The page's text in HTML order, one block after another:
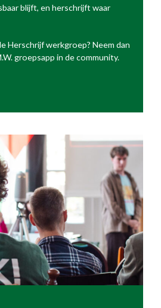
blijft, en herschrijft waar
Herschrijf werkgroep? Neem dan
groepsapp in de community.